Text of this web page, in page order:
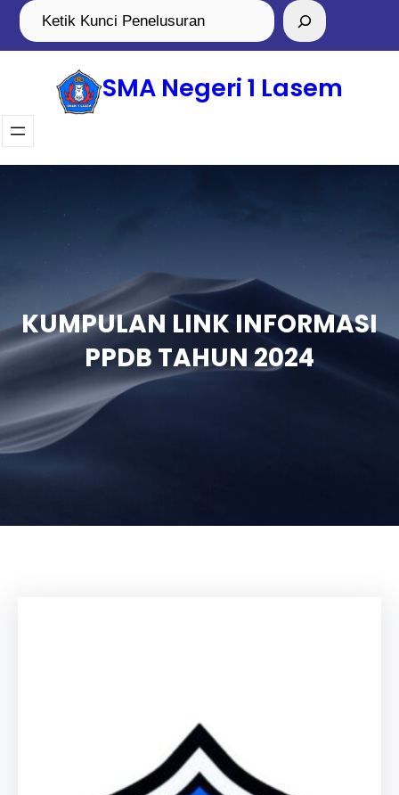
SMA Negeri 1 Lasem
KUMPULAN LINK INFORMASI
PPDB TAHUN 2024